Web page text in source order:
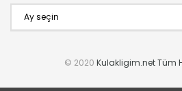
İncelemeler
© 2020 Kulakligim.net Tüm